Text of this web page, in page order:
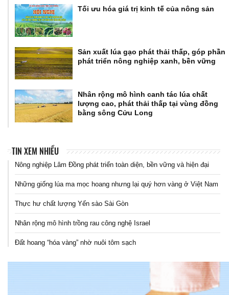
Tối ưu hóa giá trị kinh tế của nông sản
Sản xuất lúa gạo phát thải thấp, góp phần
phát triển nông nghiệp xanh, bền vững
Nhân rộng mô hình canh tác lúa chất
lượng cao, phát thải thấp tại vùng đồng
bằng sông Cửu Long
TIN XEM NHIỀU
Nông nghiệp Lâm Đồng phát triển toàn diện, bền vững và hiện đại
Những giống lúa ma mọc hoang nhưng lại quý hơn vàng ở Việt Nam
Thực hư chất lượng Yến sào Sài Gòn
Nhân rộng mô hình trồng rau công nghệ Israel
Đất hoang “hóa vàng” nhờ nuôi tôm sạch